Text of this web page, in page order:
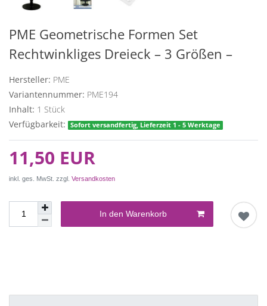
PME Geometrische Formen Set
Rechtwinkliges Dreieck – 3 Größen –
Hersteller: PME
Variantennummer: PME194
Inhalt: 1 Stück
Verfügbarkeit:
Sofort versandfertig, Lieferzeit 1 - 5 Werktage
11,50 EUR
inkl. ges. MwSt. zzgl. Versandkosten
In den Warenkorb